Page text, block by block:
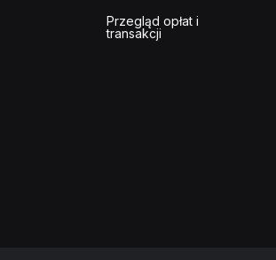
Przegląd opłat i
transakcji